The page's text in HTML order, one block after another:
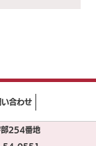
い合わせ
254番地